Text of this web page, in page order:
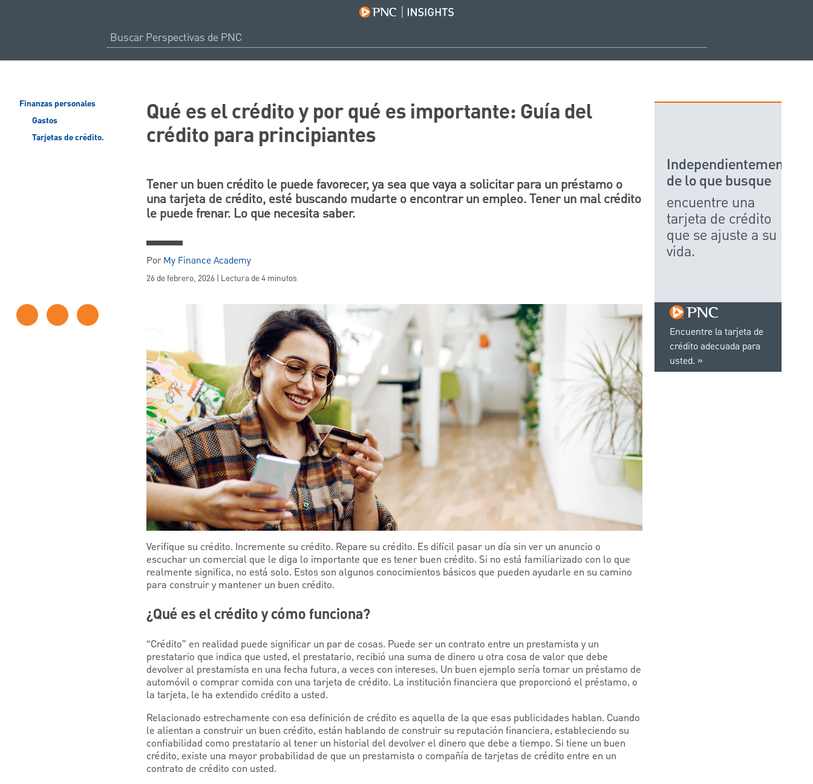
Finanzas personales
Gastos
Tarjetas de crédito.
Qué es el crédito y por qué es importante: Guía del
crédito para principiantes
Tener un buen crédito le puede favorecer, ya sea que vaya a solicitar para un préstamo o
una tarjeta de crédito, esté buscando mudarte o encontrar un empleo. Tener un mal crédito
le puede frenar. Lo que necesita saber.
PorMy Finance Academy
26 de febrero, 2026 | Lectura de 4 minutos
Verifique su crédito. Incremente su crédito. Repare su crédito. Es difícil pasar un día sin ver un anuncio o
escuchar un comercial que le diga lo importante que es tener buen crédito. Si no está familiarizado con lo que
realmente significa, no está solo. Estos son algunos conocimientos básicos que pueden ayudarle en su camino
para construir y mantener un buen crédito.
¿Qué es el crédito y cómo funciona?
“Crédito” en realidad puede significar un par de cosas. Puede ser un contrato entre un prestamista y un
prestatario que indica que usted, el prestatario, recibió una suma de dinero u otra cosa de valor que debe
devolver al prestamista en una fecha futura, a veces con intereses. Un buen ejemplo sería tomar un préstamo de
automóvil o comprar comida con una tarjeta de crédito. La institución financiera que proporcionó el préstamo, o
la tarjeta, le ha extendido crédito a usted.
Relacionado estrechamente con esa definición de crédito es aquella de la que esas publicidades hablan. Cuando
le alientan a construir un buen crédito, están hablando de construir su reputación financiera, estableciendo su
confiabilidad como prestatario al tener un historial del devolver el dinero que debe a tiempo. Si tiene un buen
crédito, existe una mayor probabilidad de que un prestamista o compañía de tarjetas de crédito entre en un
contrato de crédito con usted.
Encuentre la tarjeta de
crédito adecuada para
usted.
Independientemente
de lo que busque
encuentre una
tarjeta de crédito
que se ajuste a su
vida.